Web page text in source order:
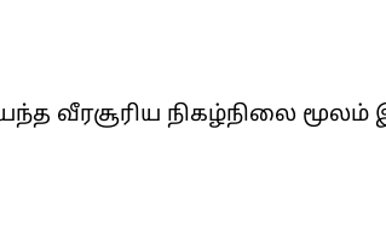
வீரசூரிய நிகழ்நிலை